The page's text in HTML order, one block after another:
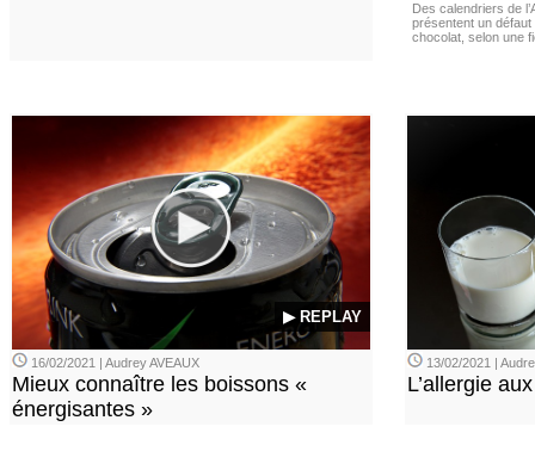
Des calendriers de
présentent un défaut
chocolat, selon une
▶ REPLAY
16/02/2021 | Audrey AVEAUX
Mieux connaître les boissons «
énergisantes »
13/02/2021 |
L’allergie